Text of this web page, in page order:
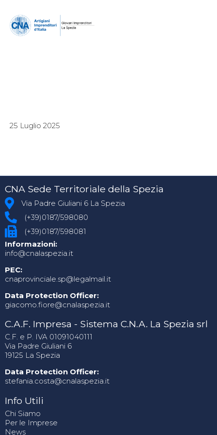
25 Luglio 2025
CNA Sede Territoriale della Spezia
Via Padre Giuliani 6 La Spezia
(+39)0187/598080
(+39)0187/598081
Informazioni:
info@cnalaspezia.it
PEC:
cnaprovinciale.sp@legalmail.it
Data Protection Officer:
giacomo.fiore@cnalaspezia.it
C.A.F. Impresa - Sistema C.N.A. La Spezia srl
C.F. e P. IVA 01091040111
Via Padre Giuliani 6
19125 La Spezia
Data Protection Officer:
stefania.costa@cnalaspezia.it
Info Utili
Chi Siamo
Per le Imprese
News